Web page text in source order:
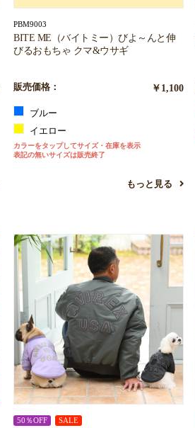
PBM9003
BITE ME（バイトミー）びよ～んと伸
びるおもちゃ クマ&ウサギ
販売価格： ￥1,100
ブルー
イエロー
カラーをタップしてサイズ・在庫を表示
表記の無いサイズは販売終了
もっと見る
50％OFF SALE